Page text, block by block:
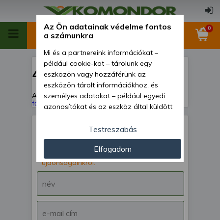
0
404
A keresett oldal nem található!Vissza a
főoldalra
IRATKOZZ FEL hírlevelünkre!
Értesülj akcióinkról,
újdonságainkról.
Az Ön adatainak védelme fontos
a számunkra
Mi és a partnereink információkat –
például cookie-kat – tárolunk egy
eszközön vagy hozzáférünk az
eszközön tárolt információkhoz, és
személyes adatokat – például egyedi
azonosítókat és az eszköz által küldött
személyre szabott hirdetések és
tartalom nyújtásához, hirdetés- és
tartalomméréshez, nézettségi adatok
gyűjtéséhez, valamint termékek
kifejlesztéséhez és a termékek
javításához. Az Ön engedélyével mi és a
módszerrel szerzett pontos geolokációs
adatokat és azonosítási információkat
Testreszabás
Elfogadom